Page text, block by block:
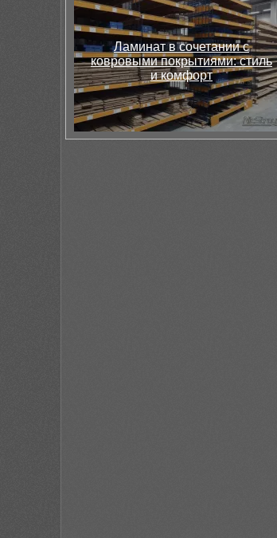
Ламинат в сочетании с
ковровыми покрытиями: стиль
и комфорт